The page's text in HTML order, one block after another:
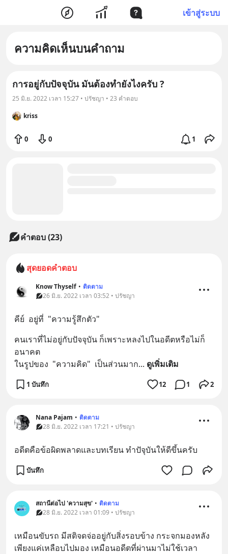
เข้าสู่ระบบ
ความคิดเห็นบนคำถาม
การอยู่กับปัจจุบัน มันต้องทำยังไงครับ ?
25 มิ.ย. 2022 เวลา 15:27 • ปรัชญา • 23 คำตอบ
kriss
0 0 1
คำตอบ (23)
สุดยอดคำตอบ
Know Thyself • ติดตาม
26 มิ.ย. 2022 เวลา 03:52 • ปรัชญา
คีย์  อยู่ที่  "ความรู้สึกตัว"
คนเราที่ไม่อยู่กับปัจจุบัน ก็เพราะหลงไปในอดีตหรือไม่ก็
อนาคต
ในรูปของ  "ความคิด"  เป็นส่วนมาก... ดูเพิ่มเติม
1 บันทึก 12 1 2
Nana Pajam • ติดตาม
28 มิ.ย. 2022 เวลา 17:21 • ปรัชญา
อดีตคือข้อผิดพลาดและบทเรียน​ ทำปัจุบันให้ดีขึ้นครับ
บันทึก
สถานีต่อไป 'ความสุข' • ติดตาม
28 มิ.ย. 2022 เวลา 01:09 • ปรัชญา
เหมือนขับรถ มีสติจดจ่ออยู่กับสิ่งรอบข้าง กระจกมองหลัง
เพียงแค่เหลือบไปมอง เหมือนอดีตที่ผ่านมาไม่ใช้เวลา